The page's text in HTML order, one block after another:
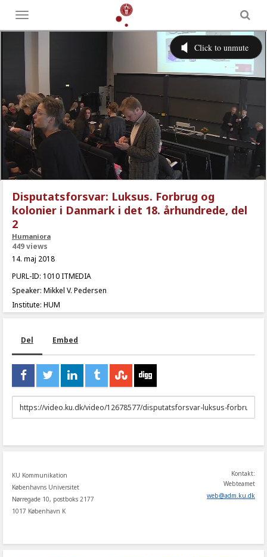
Toggle
menu
Disputatsforsvar: Luksus. Forbrug og
kolonier i Danmark i det 18. århundrede, del
2
Humaniora
449 views
14. maj 2018
PURL-ID: 1010 ITMEDIA
Speaker: Mikkel V. Pedersen
Institute: HUM
Del Embed
URL
to
KU Kommunikation
Københavns Universitet
Nørregade 10, postboks 2177
1017 København K
Kontakt:
Webteamet
web@adm.ku.dk